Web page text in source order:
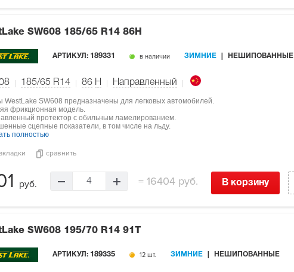
SW608 185/65 R14 86H
АРТИКУЛ: 189331 в наличии ЗИМНИЕ НЕШИПОВАННЫЕ
185/65 R14 86 H Направленный
WestLake SW608 предназначены для легковых автомобилей.
фрикционная модель.
протектор с обильным ламелированием.
сцепные показатели, в том числе на льду.
полностью
сравнить
руб. 4 =16404 руб. В корзину
SW608 195/70 R14 91T
АРТИКУЛ: 189335 12 шт. ЗИМНИЕ НЕШИПОВАННЫЕ